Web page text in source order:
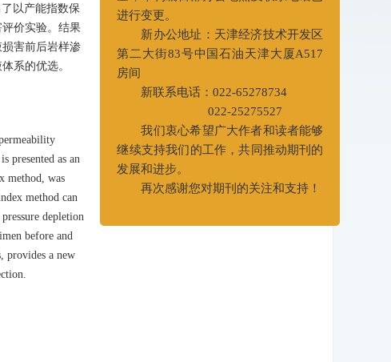
以产能指数保
价实验。结果
害前后岩样渗
系的优选。
presented as an
method, was
method can
depletion
before and
provides a new
量，本刊编辑部办公地点及联系电话已
进行变更。
新办公地址：天津经济技术开发区
第二大街83号中国石油天津大厦A517
新联系电话：022-65278734
022-25275527
我们衷心希望广大作者和读者能够
继续支持我们的工作，共同推动期刊的
发展和进步。